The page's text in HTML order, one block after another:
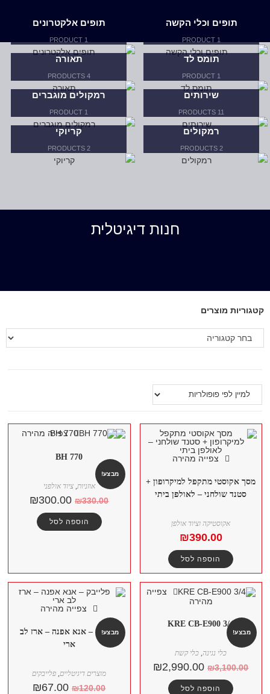
תופים וכלי הקשה
1 PRODUCT
תופים אלקטרונים
1 PRODUCT
תומס לד
1 PRODUCT
תאורה
4 PRODUCTS
שירותים
11 PRODUCTS
רמקולים מוגברים
1 PRODUCT
רמקולים
2 PRODUCTS
קריוקי
2 PRODUCTS
חנות דיגיטלית
קטגוריות מוצרים
צפייה מהירה
מסך אקוסטי מתקפל למיקרופון +
סטנד שולחני – לאולפן ביתי
אקוסטיקה וציוד אולפן
₪390.00
הוספה לסל
מבצע!
צפייה מהירה
BH 770
אוזניות ,ציוד אולפני
₪330.00
₪300.00
הוספה לסל
מבצע!
צפייה
מהירה
KRE CB-E900 3/4
כלי נגינה כלי קשת
₪3,100.00
₪2,990.00
הוספה לסל
מבצע!
צפייה מהירה
פלייבק – אנא אפנה – ארז לב
ארי
מוצרים דיגיטליים פלייבקים
₪120.00
₪67.00